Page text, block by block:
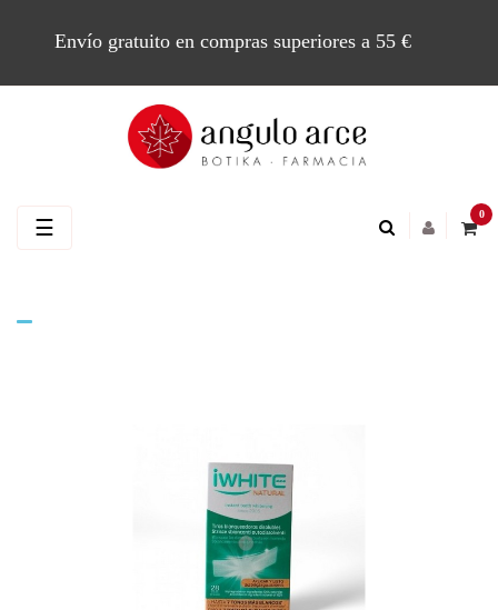
Envío gratuito en compras superiores a 55 €
0
Navegación
☰